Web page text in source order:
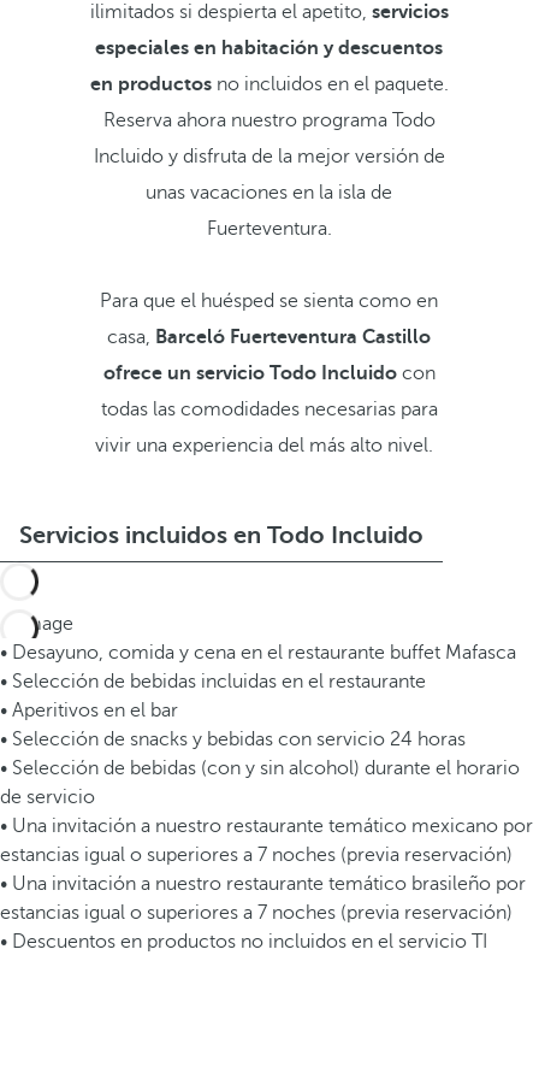
ilimitados si despierta el apetito, servicios
especiales en habitación y descuentos
en productosno incluidos en el paquete.
Reserva ahora nuestro programa Todo
Incluido y disfruta de la mejor versión de
unas vacaciones en la isla de
Fuerteventura.
Para que el huésped se sienta como en
casa, Barceló Fuerteventura Castillo
ofrece un servicio Todo Incluidocon
todas las comodidades necesarias para
vivir una experiencia del más alto nivel.
Servicios incluidos en Todo Incluido
• Desayuno, comida y cena en el restaurante buffet Mafasca
• Selección de bebidas incluidas en el restaurante
• Aperitivos en el bar
• Selección de snacks y bebidas con servicio 24 horas
• Selección de bebidas (con y sin alcohol) durante el horario
de servicio
• Una invitación a nuestro restaurante temático mexicano por
estancias igual o superiores a 7 noches (previa reservación)
• Una invitación a nuestro restaurante temático brasileño por
estancias igual o superiores a 7 noches (previa reservación)
• Descuentos en productos no incluidos en el servicio TI